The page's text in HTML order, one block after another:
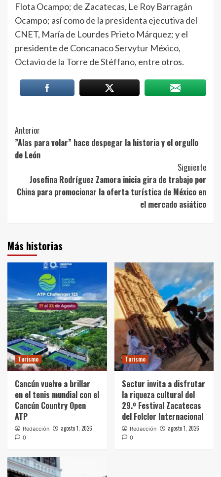
Flota Ocampo; de Zacatecas, Le Roy Barragán
Ocampo; así como de la presidenta ejecutiva del
CNET, María de Lourdes Prieto Márquez; y el
presidente de Concanaco Servytur México,
Octavio de la Torre de Stéffano, entre otros.
Post
Navigation
Anterior
”Alas para volar” hace despegar la historia y el orgullo
de León
Siguiente
Josefina Rodríguez Zamora inicia gira de trabajo por
China para promocionar la oferta turística de México en
el mercado asiático
Más historias
Turismo
Cancún vuelve a brillar
en el tenis mundial con el
Cancún Country Open
ATP
Redacción agosto 1, 2026
0
Turismo
Sectur invita a disfrutar
la riqueza cultural del
29.º Festival Zacatecas
del Folclor Internacional
Redacción agosto 1, 2026
0